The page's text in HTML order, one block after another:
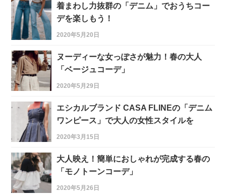
着まわし力抜群の「デニム」でおうちコー
デを楽しもう！
2020年5月20日
ヌーディーな女っぽさが魅力！春の大人
「ベージュコーデ」
2020年5月29日
エシカルブランド CASA FLINEの「デニム
ワンピース」で大人の女性スタイルを
2020年3月15日
大人映え！簡単におしゃれが完成する春の
「モノトーンコーデ」
2020年5月26日